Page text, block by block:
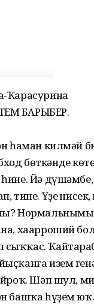
Ҡарасурина
БАРЫБЕР.
һаман килмәй
бөткәнде
һине. Йә
тине. Үҙең
Нормальнымы
хаарроший
изем
Шәп шул,
башҡа һүҙем